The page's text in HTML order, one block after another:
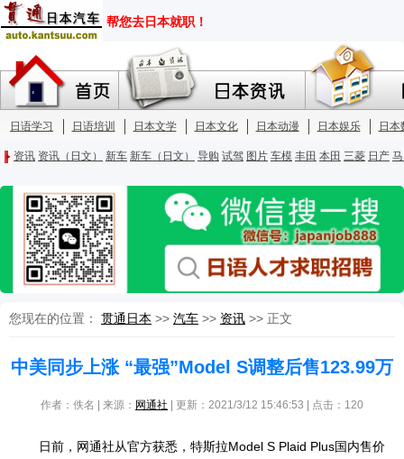
您现在的位置： 贯通日本 >> 汽车 >> 资讯 >> 正文
中美同步上涨 “最强”Model S调整后售123.99万
作者：佚名 | 来源： 网通社 | 更新：2021/3/12 15:46:53 | 点击： 120
日前，网通社从官方获悉，特斯拉Model S Plaid Plus国内售价